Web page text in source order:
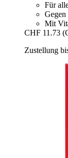
Für
Gegen
Mit
CHF 11.73
Zustellung